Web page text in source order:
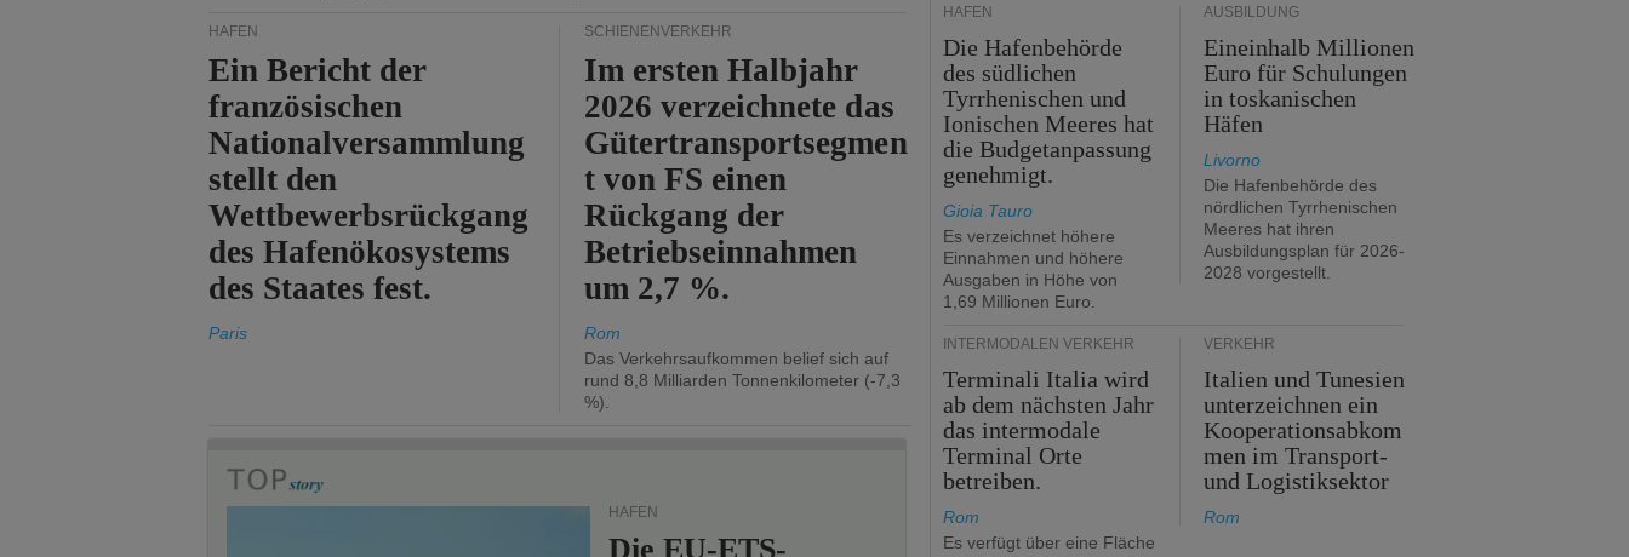
HÄFEN
Ein Bericht der
französischen
Nationalversammlung
stellt den
Wettbewerbsrückgang
des Hafenökosystems
des Staates fest.
Paris
SCHIENENVERKEHR
Im ersten Halbjahr
2026 verzeichnete das
Gütertransportsegmen
t von FS einen
Rückgang der
Betriebseinnahmen
um 2,7 %.
Rom
Das Verkehrsaufkommen belief sich auf
rund 8,8 Milliarden Tonnenkilometer (-7,3
%).
HÄFEN
Die EU-ETS-
HÄFEN
Die Hafenbehörde
des südlichen
Tyrrhenischen und
Ionischen Meeres hat
die Budgetanpassung
genehmigt.
Gioia Tauro
Es verzeichnet höhere
Einnahmen und höhere
Ausgaben in Höhe von
1,69 Millionen Euro.
AUSBILDUNG
Eineinhalb Millionen
Euro für Schulungen
in toskanischen
Häfen
Livorno
Die Hafenbehörde des
nördlichen Tyrrhenischen
Meeres hat ihren
Ausbildungsplan für 2026-
2028 vorgestellt.
INTERMODALEN VERKEHR
Terminali Italia wird
ab dem nächsten Jahr
das intermodale
Terminal Orte
betreiben.
Rom
Es verfügt über eine Fläche
VERKEHR
Italien und Tunesien
unterzeichnen ein
Kooperationsabkom
men im Transport-
und Logistiksektor
Rom